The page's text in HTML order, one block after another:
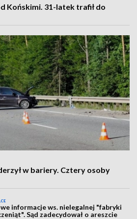
Końskimi. 31-latek trafił do
w bariery. Cztery osoby
informacje ws. nielegalnej "fabryki
Sąd zadecydował o areszcie